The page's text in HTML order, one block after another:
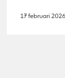
17 februari 2026